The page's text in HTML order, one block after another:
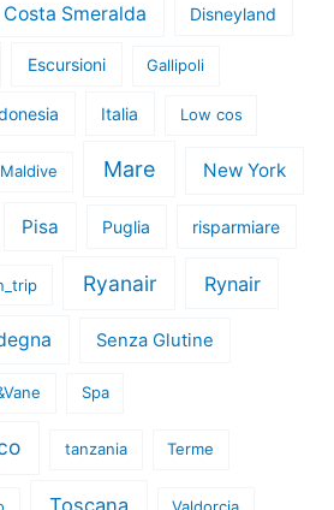
Costa Smeralda Disneyland
Escursioni Gallipoli
Italia Low cos
Maldive Mare New York
Pisa Puglia risparmiare
Ryanair Rynair
Senza Glutine
Spa
tanzania Terme